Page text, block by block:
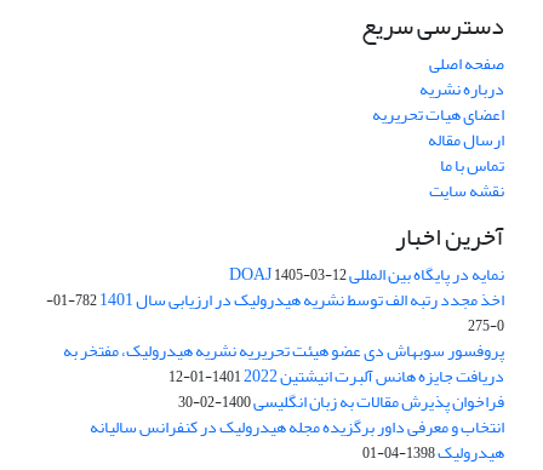
دسترسی سریع
صفحه اصلی
درباره نشریه
اعضای هیات تحریریه
ارسال مقاله
تماس با ما
نقشه سایت
آخرین اخبار
نمایه در پایگاه بین المللی DOAJ1405-03-12
اخذ مجدد رتبه الف توسط نشریه هیدرولیک در ارزیابی سال 1401
782-01-
0-275
پروفسور سوبهاش دی عضو هیئت تحریریه نشریه هیدرولیک، مفتخر به
دریافت جایزه هانس آلبرت انیشتین 2022 1401-01-12
فراخوان پذیرش مقالات به زبان انگلیسی1400-02-30
انتخاب و معرفی داور برگزیده مجله هیدرولیک در کنفرانس سالیانه
هیدرولیک1398-04-01